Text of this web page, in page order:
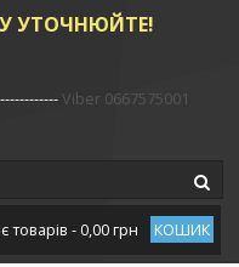
УТОЧНЮЙТЕ!
Viber 0667575001
товарів - 0,00 грн КОШИК